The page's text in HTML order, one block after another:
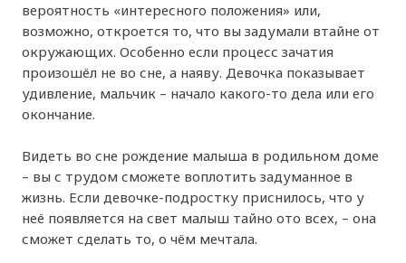
вероятность «интересного положения» или,
возможно, откроется то, что вы задумали втайне от
окружающих. Особенно если процесс зачатия
произошёл не во сне, а наяву. Девочка показывает
удивление, мальчик – начало какого-то дела или его
окончание.
Видеть во сне рождение малыша в родильном доме
– вы с трудом сможете воплотить задуманное в
жизнь. Если девочке-подростку приснилось, что у
неё появляется на свет малыш тайно ото всех, – она
сможет сделать то, о чём мечтала.